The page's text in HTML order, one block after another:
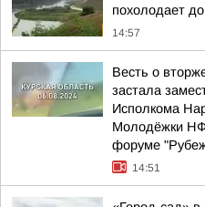
похолодает
14:57
Весть о
застала
Исполкома
Молодёжки
форуме
14:51